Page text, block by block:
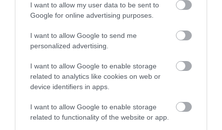
I want to allow my user data to be sent to
Google for online advertising purposes.
I want to allow Google to send me
personalized advertising.
I want to allow Google to enable storage
related to analytics like cookies on web or
device identifiers in apps.
I want to allow Google to enable storage
related to functionality of the website or app.
AMIKÉRT ÉRDEMES MEGNÉZNI
2026. augusztus 08|Promóció
TÖBB MINT EGY HÓNAP IS LEHET, MIRE
TELJESEN ÚJRAINDUL A P...